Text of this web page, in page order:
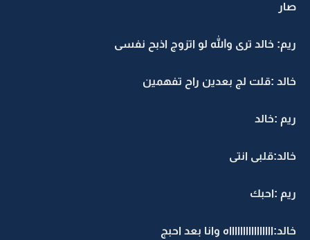
صار
ريم: خالد ترى والله لو اتزوج اذبح نفسى
خالد :قلت لج بعدين راح تفهمين
ريم :خالد
خالد:قلبى انتى
ريم :احبك
خالد:ااااااااااااااااه وانا بعد احبج